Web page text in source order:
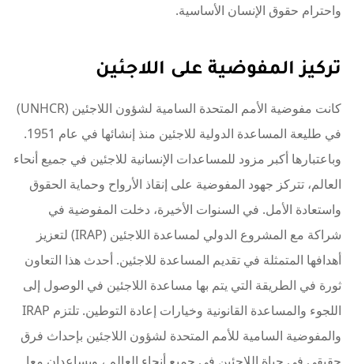
واحترام حقوق الإنسان الأساسية.
تركيز المفوضية على اللاجئين
كانت مفوضية الأمم المتحدة السامية لشؤون اللاجئين (UNHCR)
في طليعة المساعدة الدولية للاجئين منذ إنشائها في عام 1951.
وباعتبارها أكبر مزود للمساعدات الإنسانية للاجئين في جميع أنحاء
العالم، تتركز جهود المفوضية على إنقاذ الأرواح وحماية الحقوق
واستعادة الأمل. في السنوات الأخيرة، دخلت المفوضية في
شراكة مع المشروع الدولي لمساعدة اللاجئين (IRAP) لتعزيز
أهدافها المتمثلة في تقديم المساعدة للاجئين. أحدث هذا التعاون
ثورة في الطريقة التي يتم بها مساعدة اللاجئين في الوصول إلى
اللجوء والمساعدة القانونية وخيارات إعادة التوطين. تلتزم IRAP
والمفوضية السامية للأمم المتحدة لشؤون اللاجئين بإحداث فرق